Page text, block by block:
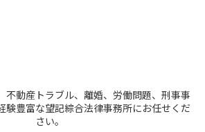
不動産トラブル、離婚、労働問題、刑事事
験豊富な望記綜合法律事務所にお任せくだ
さい。